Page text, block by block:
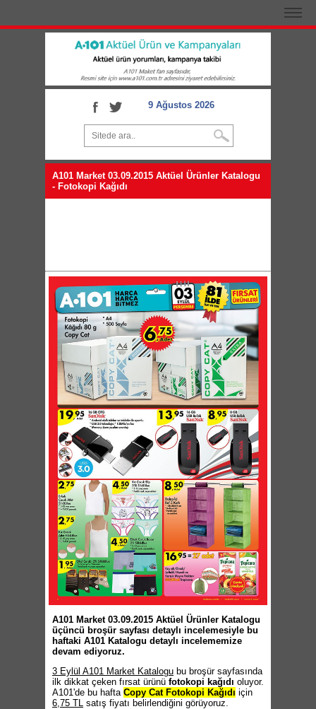
9 Ağustos 2026
A101 Market 03.09.2015 Aktüel Ürünler Katalogu
- Fotokopi Kağıdı
A101 Market 03.09.2015 Aktüel Ürünler Katalogu
üçüncü broşür sayfası detaylı incelemesiyle bu
haftaki A101 Katalogu detaylı incelememize
devam ediyoruz.
3 Eylül A101 Market Katalogu bu broşür sayfasında
ilk dikkat çeken fırsat ürünü fotokopi kağıdı oluyor.
A101'de bu hafta Copy Cat Fotokopi Kağıdı için
6,75 TL satış fiyatı belirlendiğini görüyoruz.